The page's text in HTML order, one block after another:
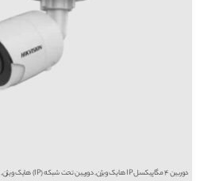
دوربین ۴ مگاپیکسل IP هایک ویژن ,دوربین تحت شبکه (IP) هایک ویژن ,